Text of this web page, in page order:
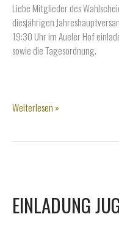
Liebe Mitglieder des
diesjährigen
19:30 Uhr im Aueler Hof
sowie die Tagesordnung.
Einladung
Weiterlesen »
EINLADUNG